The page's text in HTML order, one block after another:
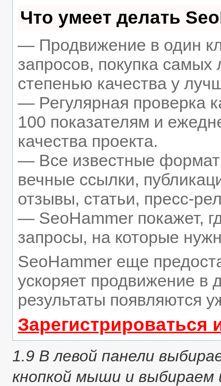
Что умеет делать
— Продвижение в один
запросов, покупка
степенью качества у
— Регулярная проверка
100 показателям и
качества проекта.
— Все известные
вечные ссылки,
отзывы, статьи, пресс-
— SeoHammer покажет,
запросы, на которые
SeoHammer еще
ускоряет продвижение в
результаты появляются
Зарегистрироваться
1.9 В левой панели
кнопкой мыши и выбираем